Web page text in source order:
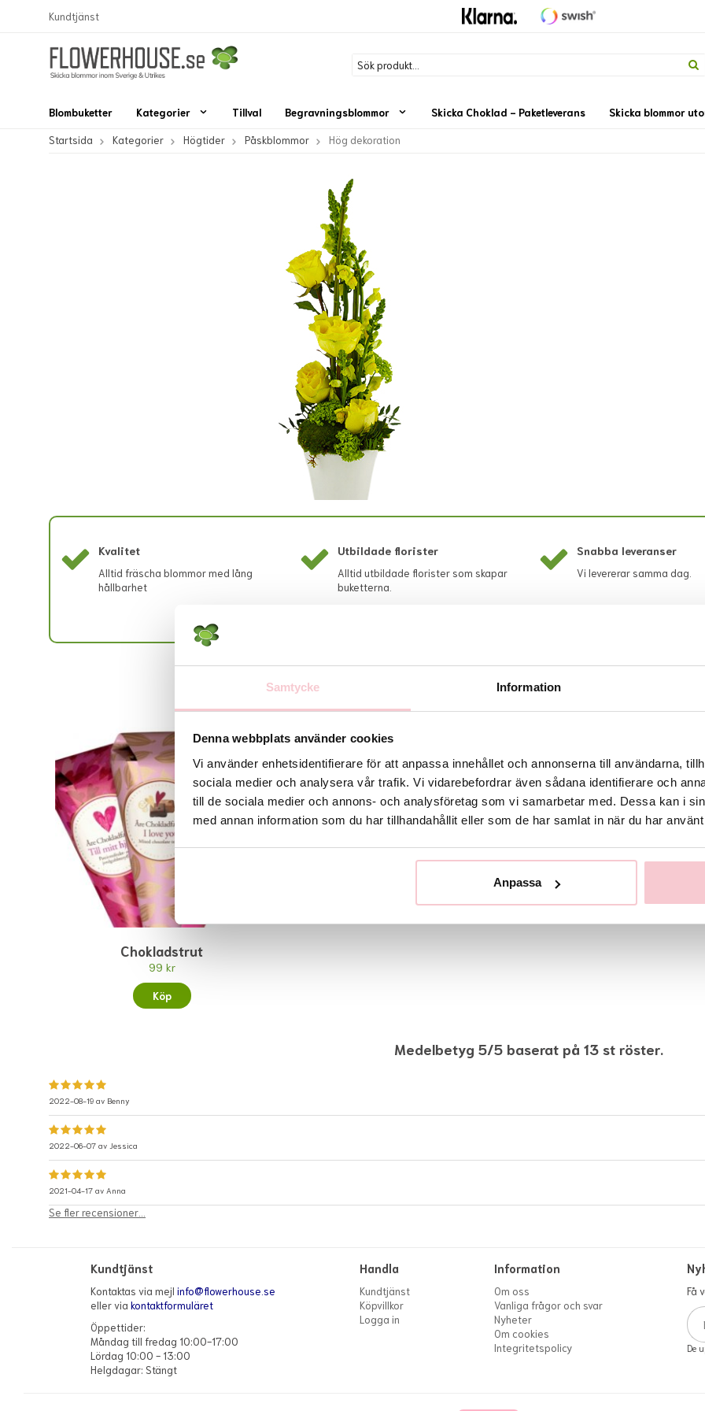
Samtycke Information
Denna webbplats använder cookies
Vi använder enhetsidentifierare för att anpassa innehållet och annonserna till användarna,
sociala medier och analysera vår trafik. Vi vidarebefordrar även sådana identifierare och
till de sociala medier och annons- och analysföretag som vi samarbetar med. Dessa kan i
med annan information som du har tillhandahållit eller som de har samlat in när du har
Anpassa
Kundtjänst
Blombuketter Kategorier Tillval Begravningsblommor Skicka Choklad - Paketleverans Skicka blommor
Startsida Kategorier Högtider Påskblommor Hög dekoration
Kvalitet
Alltid fräscha blommor med lång
hållbarhet
Utbildade florister
Alltid utbildade florister som skapar
buketterna.
Snabba leveranser
Vi levererar samma dag.
Rekommenderade tillbehör till denna produkt
Chokladstrut
99 kr
Köp
Medelbetyg 5/5 baserat på 13 st röster.
2022-08-19 av Benny
2022-06-07 av Jessica
2021-04-17 av Anna
Se fler recensioner...
Kundtjänst
Kontaktas via mejlinfo@flowerhouse.se
eller viakontaktformuläret
Öppettider:
Måndag till fredag 10:00-17:00
Lördag 10:00 - 13:00
Helgdagar: Stängt
Handla
Kundtjänst
Köpvillkor
Logga in
Information
Om oss
Vanliga frågor och svar
Nyheter
Om cookies
Integritetspolicy
Få
De